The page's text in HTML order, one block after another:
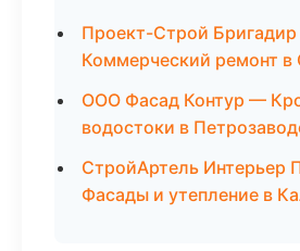
Проект-Строй
Коммерческий ремонт в
ООО Фасад Контур —
водостоки в
СтройАртель Интерьер
Фасады и утепление в